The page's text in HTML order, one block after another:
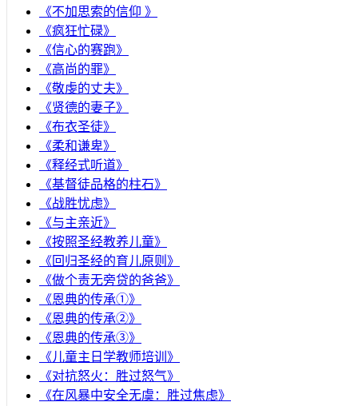
《不加思索的信仰 》
《疯狂忙碌》
《信心的赛跑》
《高尚的罪》
《敬虔的丈夫》
《贤德的妻子》
《布衣圣徒》
《柔和谦卑》
《释经式听道》
《基督徒品格的柱石》
《战胜忧虑》
《与主亲近》
《按照圣经教养儿童》
《回归圣经的育儿原则》
《做个责无旁贷的爸爸》
《恩典的传承①》
《恩典的传承②》
《恩典的传承③》
《儿童主日学教师培训》
《对抗怒火：胜过怒气》
《在风暴中安全无虞：胜过焦虑》